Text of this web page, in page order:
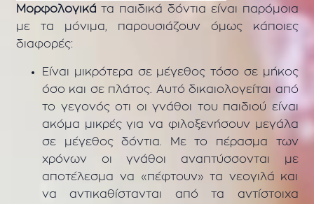
Μορφολογικά τα παιδικά δόντια είναι παρόμοια
με τα μόνιμα, παρουσιάζουν όμως κάποιες
διαφορές:
Είναι μικρότερα σε μέγεθος τόσο σε μήκος
όσο και σε πλάτος. Αυτό δικαιολογείται από
το γεγονός οτι οι γνάθοι του παιδιού είναι
ακόμα μικρές για να φιλοξενήσουν μεγάλα
σε μέγεθος δόντια. Με το πέρασμα των
χρόνων οι γνάθοι αναπτύσσονται με
αποτέλεσμα να «πέφτουν» τα νεογιλά και
να αντικαθίστανται από τα αντίστοιχα